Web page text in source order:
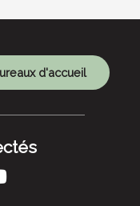
d'accueil